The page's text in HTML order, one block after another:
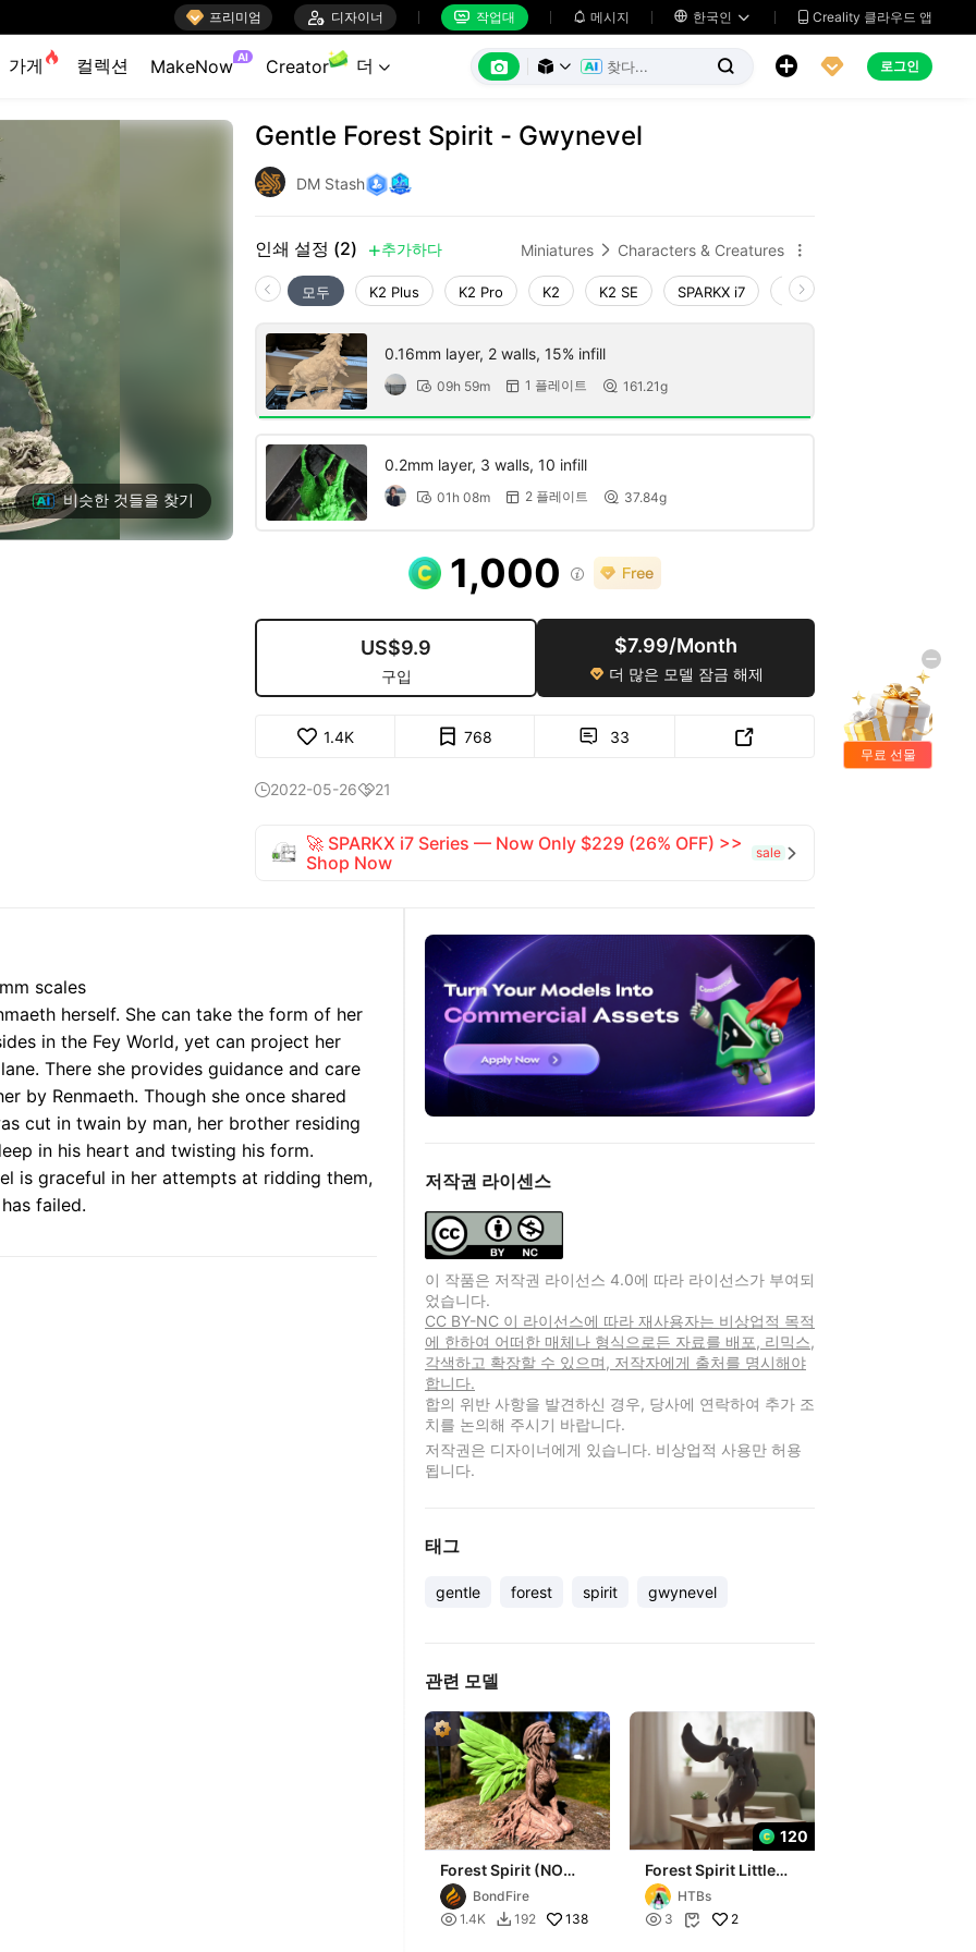
 프리미엄  디자이너  작업대  메시지  한국인   Creality 클라우드 앱
가게  컬렉션 MakeNow AI Creator 더        로그인
비슷한 것들을 찾기
Gentle Forest Spirit - Gwynevel
DM Stash
인쇄 설정 (2)  추가하다 Miniatures  Characters & Creatures 
모두 K2 Plus K2 Pro K2 K2 SE SPARKX i7 Creality Hi
0.16mm layer, 2 walls, 15% infill
 09h 59m  1 플레이트  161.21g
0.2mm layer, 3 walls, 10 infill
 01h 08m  2 플레이트  37.84g
1,000 
US$9.9
구입
$7.99/Month
 더 많은 모델 잠금 해제
1.4K 768  33 
2022-05-2621
🚀 SPARKX i7 Series — Now Only $229 (26% OFF) >>
Shop Now
sale 
scales
herself. She can take the form of her
in the Fey World, yet can project her
There she provides guidance and care
by Renmaeth. Though she once shared
cut in twain by man, her brother residing
in his heart and twisting his form.
is graceful in her attempts at ridding them,
failed.
저작권 라이센스
이 작품은 저작권 라이선스 4.0에 따라 라이선스가 부여되
었습니다.
CC BY-NC 이 라이선스에 따라 재사용자는 비상업적 목적
에 한하여 어떠한 매체나 형식으로든 자료를 배포, 리믹스,
각색하고 확장할 수 있으며, 저작자에게 출처를 명시해야
합니다.
합의 위반 사항을 발견하신 경우, 당사에 연락하여 추가 조
치를 논의해 주시기 바랍니다.
저작권은 디자이너에게 있습니다. 비상업적 사용만 허용
됩니다.
태그
gentle forest spirit gwynevel
관련 모델
Forest Spirit (NO
AMS)BondFire
 1.4K  192 138
120
Forest Spirit Little
Legend 🦌✨
HTBs
 3  2
무료 선물